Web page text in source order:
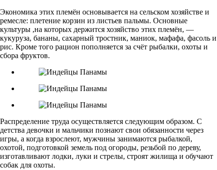
Экономика этих племён основывается на сельском хозяйстве и
ремесле: плетение корзин из листьев пальмы. Основные
культуры ,на которых держится хозяйство этих племён, —
кукуруза, бананы, сахарный тростник, маниок, мафафа, фасоль и
рис. Кроме того рацион пополняется за счёт рыбалки, охоты и
сбора фруктов.
Распределение труда осуществляется следующим образом. С
детства девочки и мальчики познают свои обязанности через
игры, а когда взрослеют, мужчины занимаются рыбалкой,
охотой, подготовкой земель под огороды, резьбой по дереву,
изготавливают лодки, луки и стрелы, строят жилища и обучают
собак для охоты.